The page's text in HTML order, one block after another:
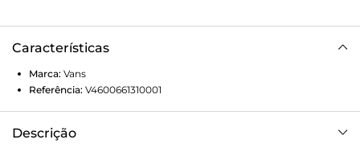
Características
Marca: Vans
Referência: V4600661310001
Descrição